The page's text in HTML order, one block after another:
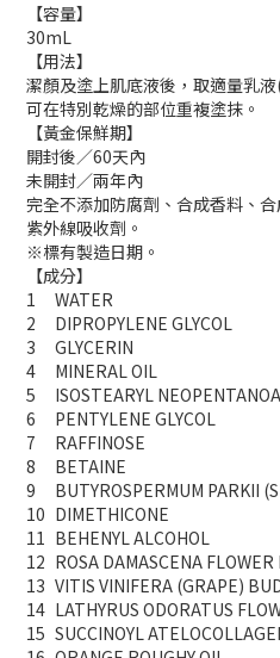
【容量】
30mL
【用法】
潔顏及塗上肌底液後，取適量乳
可在特別乾燥的部位重複塗抹。
【黃金保鮮期】
開封後／60天內
未開封／兩年內
完全不添加防腐劑、合成香料、
紫外線吸收劑。
※標有製造日期。
【成分】
1
WATER
2
DIPROPYLENE GLYCOL
3
GLYCERIN
4
MINERAL OIL
5
ISOSTEARYL
6
PENTYLENE GLYCOL
7
RAFFINOSE
8
BETAINE
9
BUTYROSPERMUM PARKII
10 DIMETHICONE
11 BEHENYL ALCOHOL
12 ROSA DAMASCENA
13 VITIS VINIFERA (GRAPE)
14 LATHYRUS ODORATUS
15 SUCCINOYL